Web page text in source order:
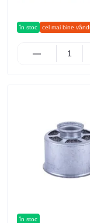
în stoc cel mai bine
în stoc